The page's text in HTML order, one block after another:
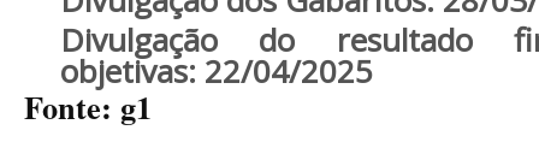
Divulgação do resultado
objetivas: 22/04/2025
Fonte: g1